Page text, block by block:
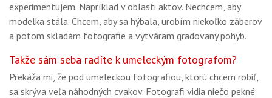
experimentujem. Napríklad v oblasti aktov. Nechcem, aby
modelka stála. Chcem, aby sa hýbala, urobím niekoľko záberov
a potom skladám fotografie a vytváram gradovaný pohyb.
Takže sám seba radíte k umeleckým fotografom?
Prekáža mi, že pod umeleckou fotografiou, ktorú chcem robiť,
sa skrýva veľa náhodných cvakov. Fotografi vidia niečo pekné